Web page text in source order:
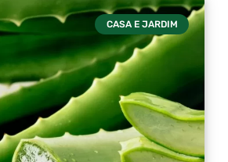
CASA E JARDIM